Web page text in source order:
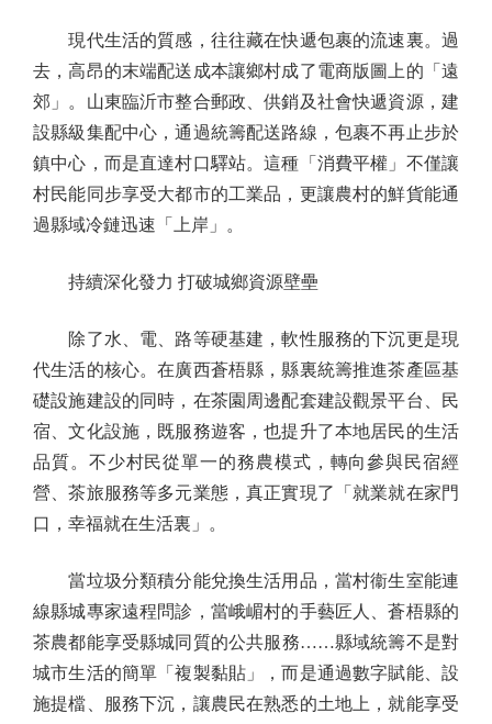
現代生活的質感，往往藏在快遞包裹的流速裏。過
去，高昂的末端配送成本讓鄉村成了電商版圖上的「遠
郊」。山東臨沂市整合郵政、供銷及社會快遞資源，建
設縣級集配中心，通過統籌配送路線，包裹不再止步於
鎮中心，而是直達村口驛站。這種「消費平權」不僅讓
村民能同步享受大都市的工業品，更讓農村的鮮貨能通
過縣域冷鏈迅速「上岸」。
持續深化發力 打破城鄉資源壁壘
除了水、電、路等硬基建，軟性服務的下沉更是現
代生活的核心。在廣西蒼梧縣，縣裏統籌推進茶產區基
礎設施建設的同時，在茶園周邊配套建設觀景平台、民
宿、文化設施，既服務遊客，也提升了本地居民的生活
品質。不少村民從單一的務農模式，轉向參與民宿經
營、茶旅服務等多元業態，真正實現了「就業就在家門
口，幸福就在生活裏」。
當垃圾分類積分能兌換生活用品，當村衞生室能連
線縣城專家遠程問診，當峨嵋村的手藝匠人、蒼梧縣的
茶農都能享受縣城同質的公共服務……縣域統籌不是對
城市生活的簡單「複製黏貼」，而是通過數字賦能、設
施提檔、服務下沉，讓農民在熟悉的土地上，就能享受